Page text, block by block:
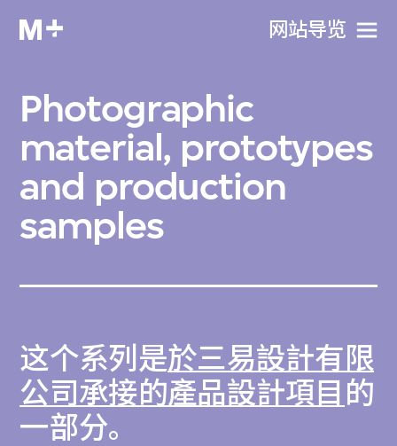
网站导览
Photographic
material, prototypes
and production
samples
这个系列是於三易設計有限
公司承接的產品設計項目 的
一部分。